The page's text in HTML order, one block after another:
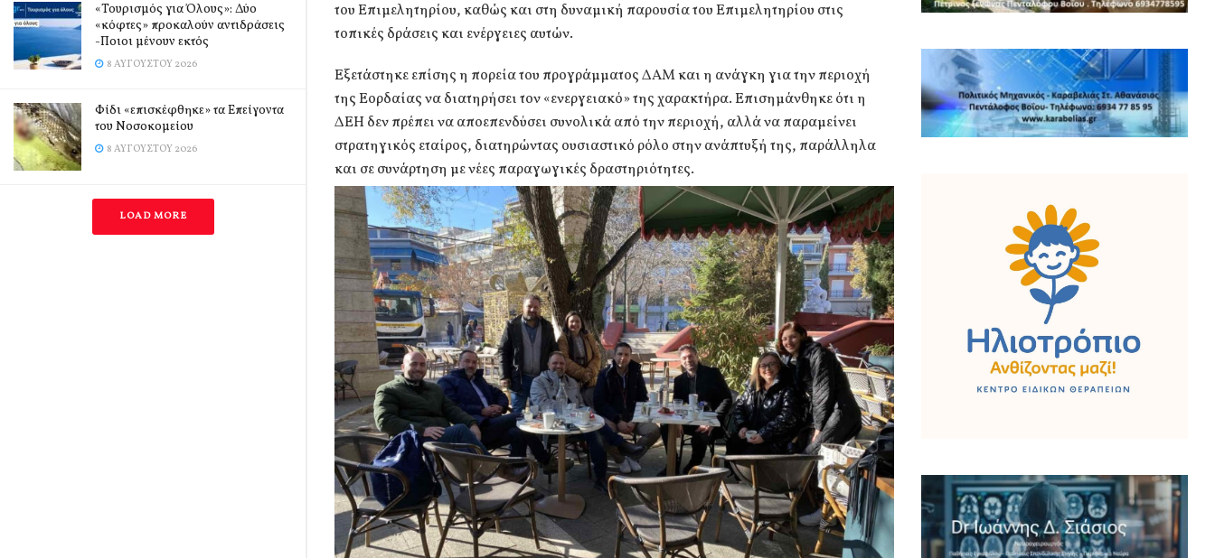
«Τουρισμός για Όλους»: Δύο
«κόφτες» προκαλούν αντιδράσεις
-Ποιοι μένουν εκτός
8 ΑΥΓΟΎΣΤΟΥ 2026
Φίδι «επισκέφθηκε» τα Επείγοντα
του Νοσοκομείου
8 ΑΥΓΟΎΣΤΟΥ 2026
LOAD MORE
του Επιμελητηρίου, καθώς και στη δυναμική παρουσία του Επιμελητηρίου στις
τοπικές δράσεις και ενέργειες αυτών.
Εξετάστηκε επίσης η πορεία του προγράμματος ΔΑΜ και η ανάγκη για την περιοχή
της Εορδαίας να διατηρήσει τον «ενεργειακό» της χαρακτήρα. Επισημάνθηκε ότι η
ΔΕΗ δεν πρέπει να αποεπενδύσει συνολικά από την περιοχή, αλλά να παραμείνει
στρατηγικός εταίρος, διατηρώντας ουσιαστικό ρόλο στην ανάπτυξή της, παράλληλα
και σε συνάρτηση με νέες παραγωγικές δραστηριότητες.